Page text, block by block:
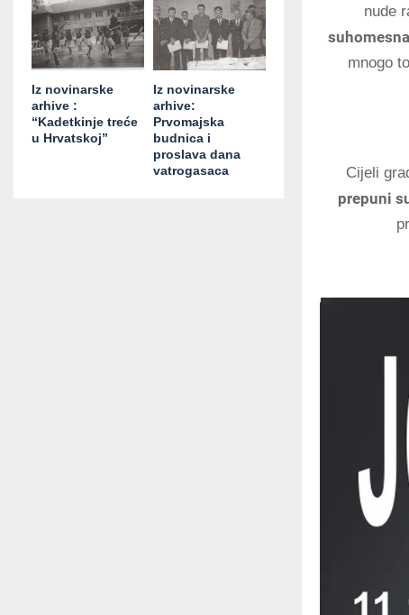
nude
mnogo
Cijeli
prepuni
Iz novinarske
arhive :
“Kadetkinje treće
u Hrvatskoj”
Iz novinarske
arhive:
Prvomajska
budnica i
proslava dana
vatrogasaca